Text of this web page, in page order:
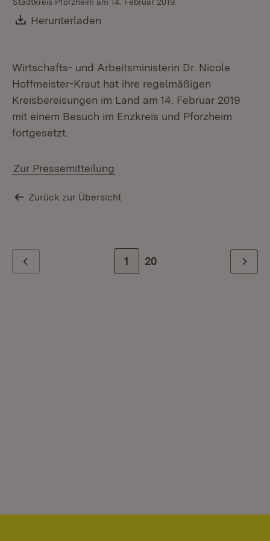
Download:
Herunterladen
Wirtschafts- und Arbeitsministerin Dr. Nicole
Hoffmeister-Kraut hat ihre regelmäßigen
Kreisbereisungen im Land am 14. Februar 2019
mit einem Besuch im Enzkreis und Pforzheim
fortgesetzt.
Zur Pressemitteilung
Zurück zur Übersicht
Zur Seite
1 Zur letzten Seite
20 Weiter